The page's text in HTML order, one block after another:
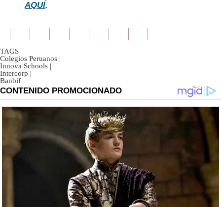
AQUÍ.
TAGS
Colegios Peruanos |
Innova Schools |
Intercorp |
Banbif